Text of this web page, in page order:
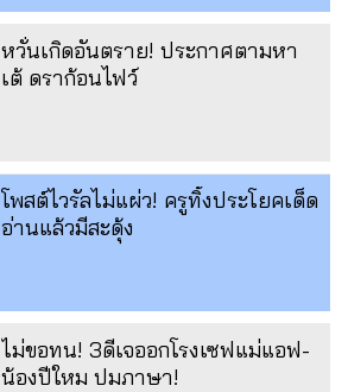
หวั่นเกิดอันตราย! ประกาศตามหา
เต้ ดราก้อนไฟว์
โพสต์ไวรัลไม่แผ่ว! ครูทิ้งประโยคเด็ด
อ่านแล้วมีสะดุ้ง
ไม่ขอทน! 3ดีเจออกโรงเซฟแม่แอฟ-
น้องปีใหม ปมภาษา!